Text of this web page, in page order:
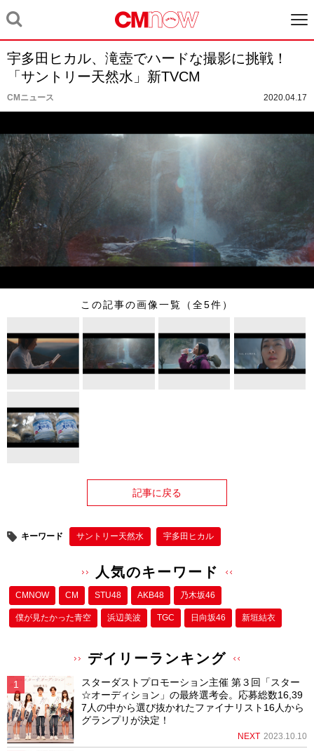
宇多田ヒカル、滝壺でハードな撮影に挑戦！
「サントリー天然水」新TVCM
CMニュース 2020.04.17
この記事の画像一覧（全5件）
記事に戻る
キーワード サントリー天然水 宇多田ヒカル
人気のキーワード
CMNOW CM STU48 AKB48 乃木坂46
僕が⾒たかった⻘空 浜辺美波 TGC 日向坂46 新垣結衣
デイリーランキング
スターダストプロモーション主催 第３回「スター
☆オーディション」の最終選考会。応募総数16,39
7人の中から選び抜かれたファイナリスト16人から
グランプリが決定！
NEXT 2023.10.10